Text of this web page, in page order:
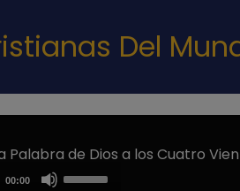
Del
Palabra de Dios a los Cuatro
00:00